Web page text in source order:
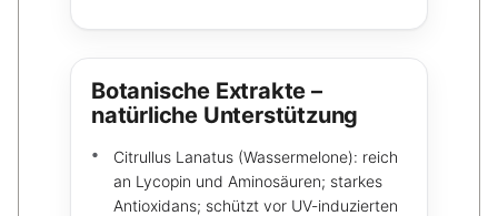
Botanische Extrakte –
natürliche Unterstützung
Citrullus Lanatus (Wassermelone): reich
an Lycopin und Aminosäuren; starkes
Antioxidans; schützt vor UV-induzierten